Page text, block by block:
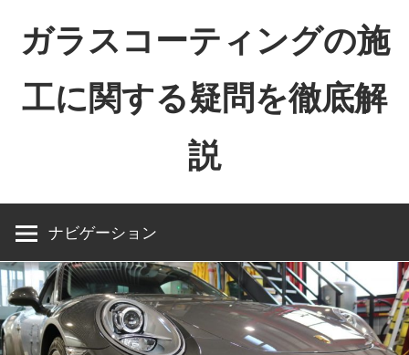
ガラスコーティングの施
工に関する疑問を徹底解
説
ナビゲーション